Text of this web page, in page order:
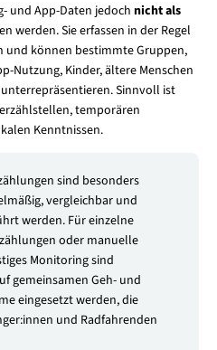
und App-Daten jedoch nicht als
werden. Sie erfassen in der Regel
und können bestimmte Gruppen,
Nutzung, Kinder, ältere Menschen
Sinnvoll ist
temporären
Kenntnissen.
sind besonders
vergleichbar und
werden. Für einzelne
oder manuelle
Monitoring sind
gemeinsamen Geh- und
eingesetzt werden, die
und Radfahrenden